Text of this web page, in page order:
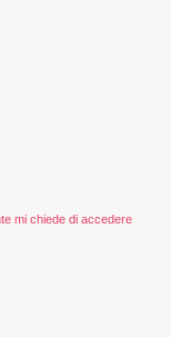
mi chiede di accedere